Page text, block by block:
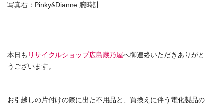
写真右：Pinky&Dianne 腕時計
本日も リサイクルショップ広島蔵乃屋へ御連絡いただきありがと
うございます。
お引越しの片付けの際に出た不用品と、買換えに伴う電化製品の